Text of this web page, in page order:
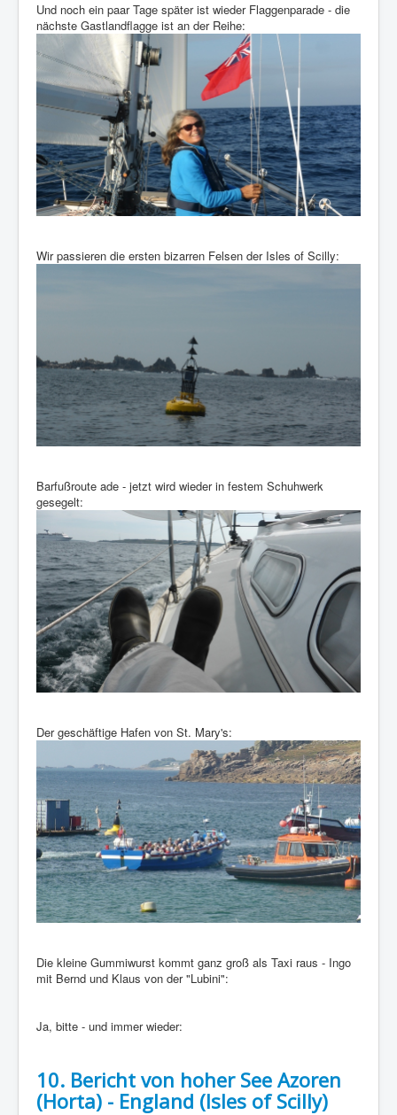
Und noch ein paar Tage später ist wieder Flaggenparade - die
nächste Gastlandflagge ist an der Reihe:
Wir passieren die ersten bizarren Felsen der Isles of Scilly:
Barfußroute ade - jetzt wird wieder in festem Schuhwerk
gesegelt:
Der geschäftige Hafen von St. Mary's:
Die kleine Gummiwurst kommt ganz groß als Taxi raus - Ingo
mit Bernd und Klaus von der "Lubini":
Ja, bitte - und immer wieder:
10. Bericht von hoher See Azoren
(Horta) - England (Isles of Scilly)